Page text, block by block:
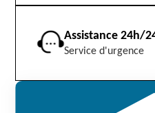
Assistance 24h/
Service d'urgence